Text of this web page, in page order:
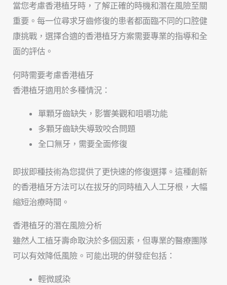
當您考慮香港植牙時，了解正確的時機和潛在風險至關
重要。每一位尋求牙齒修復的患者都面臨不同的口腔健
康挑戰，選擇合適的香港植牙方案需要專業的指導和全
面的評估。
何時需要考慮香港植牙
香港植牙適用於多種情況：
單顆牙齒缺失，影響美觀和咀嚼功能
多顆牙齒缺失導致咬合問題
全口無牙，需要全面修復
即拔即種技術為您提供了更快速的修復選擇。這種創新
的香港植牙方法可以在拔牙的同時植入人工牙根，大幅
縮短治療時間。
香港植牙的潛在風險分析
雖然人工植牙壽命取決於多個因素，但專業的醫療團隊
可以有效降低風險。可能出現的併發症包括：
輕微感染